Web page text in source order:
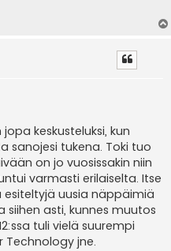
keskusteluksi, kun
sanojesi tukena. Toki tuo
on jo vuosissakin niin
varmasti erilaiselta. Itse
esiteltyjä uusia näppäimiä
asti, kunnes muutos
tuli vielä suurempi
jne.